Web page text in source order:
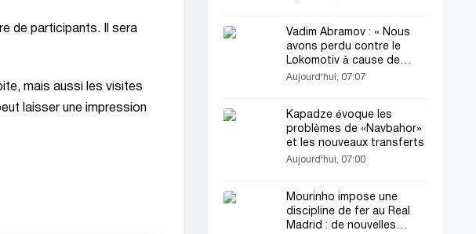
de participants. Il sera
mais aussi les visites
laisser une impression
Vadim Abramov : « Nous
avons perdu contre le
Lokomotiv à cause de
l’erreur du VAR et de la
Aujourd'hui, 07:07
Kapadze évoque les
problèmes de «Navbahor»
et les nouveaux transferts
Aujourd'hui, 07:00
Mourinho impose une
discipline de fer au Real
Madrid : de nouvelles